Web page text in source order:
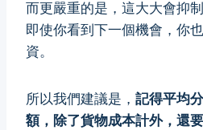
而更嚴重的是，這大大會抑
即使你看到下一個機會，你
資。
所以我們建議是， 記得平均
額，除了貨物成本計外，還